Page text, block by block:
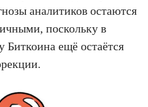
аналитиков остаются
поскольку в
ещё остаётся